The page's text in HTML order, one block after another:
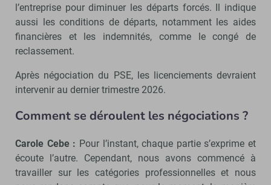
l’entreprise pour diminuer les départs forcés. Il indique
aussi les conditions de départs, notamment les aides
financières et les indemnités, comme le congé de
reclassement.
Après négociation du PSE, les licenciements devraient
intervenir au dernier trimestre 2026.
Comment se déroulent les négociations ?
Carole Cebe : Pour l’instant, chaque partie s’exprime et
écoute l’autre. Cependant, nous avons commencé à
travailler sur les catégories professionnelles et nous